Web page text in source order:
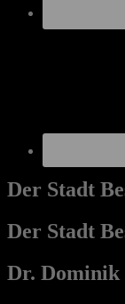
Der Stadt
Der Stadt
Dr.